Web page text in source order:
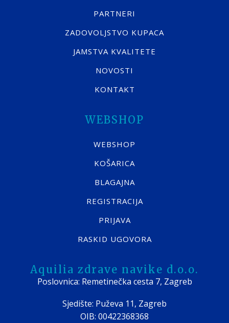
PARTNERI
ZADOVOLJSTVO KUPACA
JAMSTVA KVALITETE
NOVOSTI
KONTAKT
WEBSHOP
WEBSHOP
KOŠARICA
BLAGAJNA
REGISTRACIJA
PRIJAVA
RASKID UGOVORA
Aquilia zdrave navike d.o.o.
Poslovnica: Remetinečka cesta 7, Zagreb
Sjedište: Puževa 11, Zagreb
OIB: 00422368368